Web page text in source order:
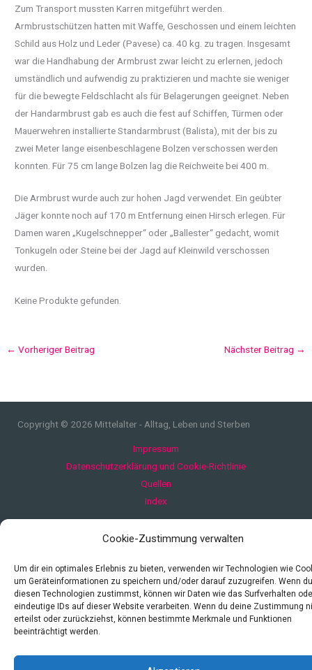
Cookie-Zustimmung verwalten
Um dir ein optimales Erlebnis zu bieten, verwenden wir Technologien wie
um Geräteinformationen zu speichern und/oder darauf zuzugreifen. Wenn du
diesen Technologien zustimmst, können wir Daten wie das Surfverhalten
eindeutige IDs auf dieser Website verarbeiten. Wenn du deine Zustimmung
erteilst oder zurückziehst, können bestimmte Merkmale und Funktionen
beeinträchtigt werden.
Zum Transport mussten Karren mitgeführt werden.
Armbrustschützen hatten mit Waffe, Geschossen und einem leichten
Schild aus Holz und Leder (Pavese) ca. 40 kg. zu tragen. Insgesamt
war die Handhabung der Armbrust zwar leicht zu erlernen, jedoch
umständlich und aufwendig zu praktizieren und machte sie weniger
für die bewegte Feldschlacht als für Belagerungen geeignet. Neben
der Handarmbrust gab es auch die fest auf Schiffen, Türmen oder
Mauerwehren installierte Standarmbrust (Balista), mit der bis zu
zwei Meter lange eisenbeschlagene Bolzen verschossen werden
konnten. Für 75 cm lange Bolzen lag die Reichweite bei 400 m.
Die Armbrust wurde auch zur hohen Jagd verwendet. Ein geübter
Jäger konnte noch auf 170 m Entfernung einen Hirsch erlegen. Für
Damen waren „Kugelschnepper“ oder „Ballester“ gedacht, womit
Tonkugeln oder Steine bei der Jagd auf Kleinwild verschossen
wurden.
Keine Produkte gefunden.
← Vorheriger Beitrag Nächster Beitrag →
Copyright © 2026 Mittelalter - Alltag, Leben und Sterben
Impressum
Datenschutzerklärung und Cookie-Richtlinie
Quellen
Index